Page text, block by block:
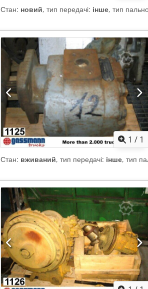
Стан: новий, тип передачі: інше, тип
1 / 1
Стан: вживаний, тип передачі: інше, тип